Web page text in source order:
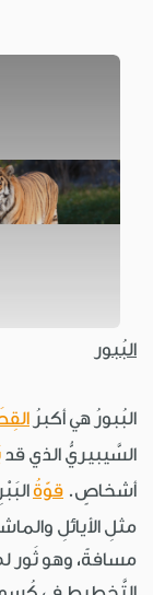
البُبور
البُبورُ هي أكبرُ
السَّيبيريُّ الذي قد
أشخاصٍ. قوّةُ
مثلِ الأيائلِ